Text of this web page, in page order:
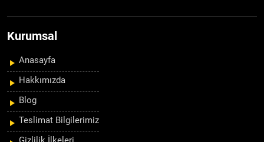
Kurumsal
Anasayfa
Hakkımızda
Blog
Teslimat Bilgilerimiz